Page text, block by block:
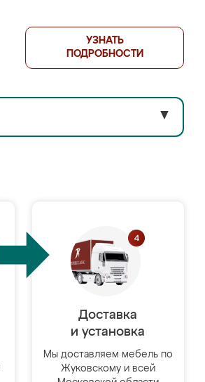
УЗНАТЬ
ПОДРОБНОСТИ
▼
Доставка
и установка
Мы доставляем мебель по
Жуковскому и всей